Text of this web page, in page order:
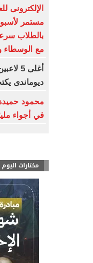
مستمر
بالطلاب
مع الوسطاء
أغلى
ديوماندى
محمود
في أجواء
مختارات